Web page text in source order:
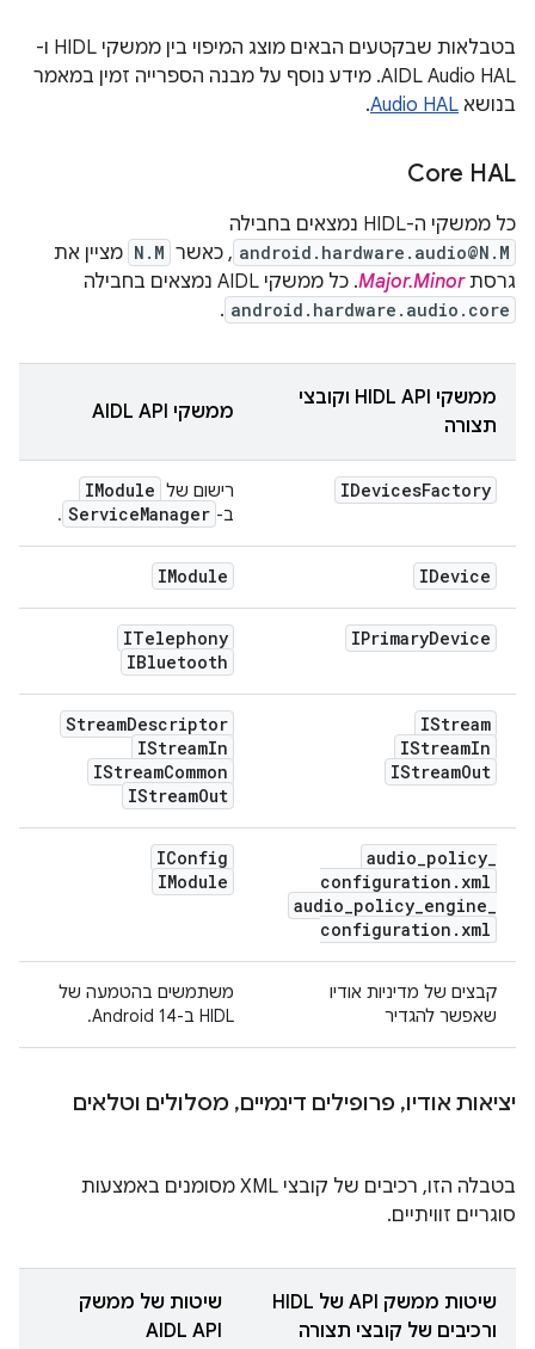
בטבלאות שבקטעים הבאים מוצג המיפוי בין ממשקי HIDL ו-
AIDL Audio HAL. מידע נוסף על מבנה הספרייה זמין במאמר
בנושא Audio HAL
.
Core HAL
כל ממשקי ה-HIDL נמצאים בחבילה
android.hardware.audio@N.M , כאשר N.M מציין את
גרסתMajor.Minor. כל ממשקי AIDL נמצאים בחבילה
android.hardware.audio.core
.
ממשקי HIDL API וקובצי
תצורה
ממשקי AIDL API
IDevicesFactory רישום של IModule
ב- ServiceManager
.
IDevice
IModule
IPrimaryDevice
ITelephony
IBluetooth
IStream
IStreamIn
IStreamOut
StreamDescriptor
IStreamIn
IStreamCommon
IStreamOut
audio_policy_
configuration . xml
audio_policy_engine_
configuration . xml
IConfig
IModule
קבצים של מדיניות אודיו
שאפשר להגדיר
משתמשים בהטמעה של
HIDL ב-Android 14.
יציאות אודיו, פרופילים דינמיים, מסלולים וטלאים
בטבלה הזו, רכיבים של קובצי XML מסומנים באמצעות
סוגריים זוויתיים.
שיטות ממשק API של HIDL
ורכיבים של קובצי תצורה
שיטות של ממשק
AIDL API